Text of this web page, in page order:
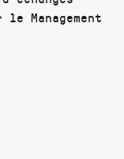
Management